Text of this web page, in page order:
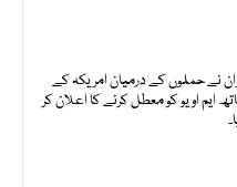
نے حملوں کے درمیان امریکہ کے
ایم او یو کو معطل کرنے کا اعلان کر